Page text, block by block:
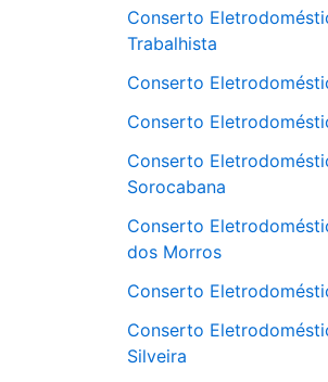
Conserto
Trabalhista
Conserto
Conserto
Conserto
Sorocabana
Conserto
dos Morros
Conserto
Conserto
Silveira